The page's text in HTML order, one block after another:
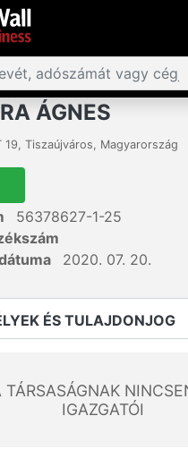
tulajdonjog
ÁGNES
19, Tiszaújváros, Magyarország
56378627-1-25
2020. 07. 20.
ÉS TULAJDONJOG
TÁRSASÁGNAK
IGAZGATÓI